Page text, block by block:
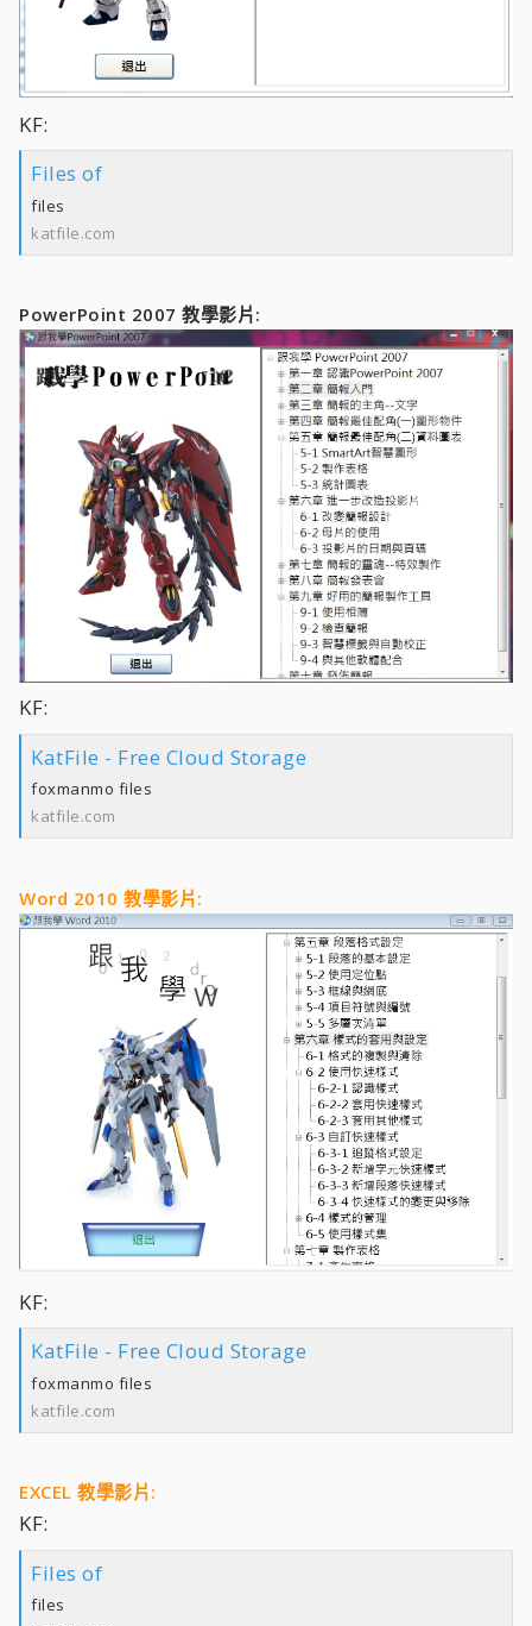
KF:
Files of
files
katfile.com
PowerPoint 2007 教學影片:
KF:
KatFile - Free Cloud Storage
foxmanmo files
katfile.com
Word 2010 教學影片:
KF:
KatFile - Free Cloud Storage
foxmanmo files
katfile.com
EXCEL 教學影片:
KF:
Files of
files